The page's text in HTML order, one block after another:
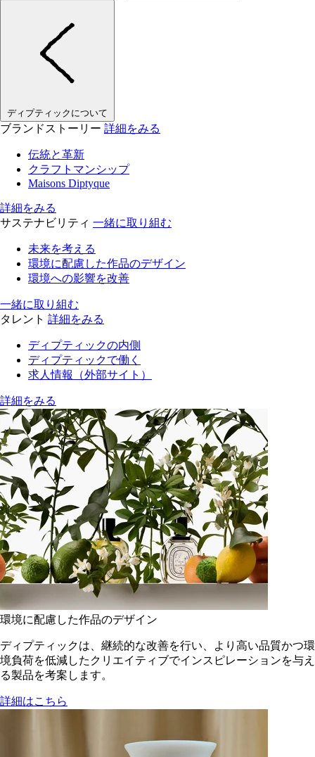
ディプティックについて
ブランドストーリー 詳細をみる
伝統と革新
クラフトマンシップ
Maisons Diptyque
詳細をみる
サステナビリティ 一緒に取り組む
未来を考える
環境に配慮した作品のデザイン
環境への影響を改善
一緒に取り組む
タレント 詳細をみる
ディプティックの内側
ディプティックで働く
求人情報（外部サイト）
詳細をみる
環境に配慮した作品のデザイン
ディプティックは、継続的な改善を行い、より高い品質かつ環
境負荷を低減した​クリエイティブでインスピレーションを与え
る製品を考案します。
詳細はこちら